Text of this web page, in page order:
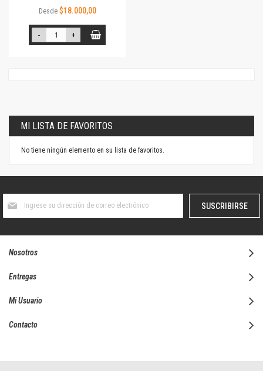
Desde $18.000,00
- +
MI LISTA DE FAVORITOS
No tiene ningún elemento en su lista de favoritos.
boletín
SUSCRIBIRSE
Nosotros
Entregas
Mi Usuario
Contacto